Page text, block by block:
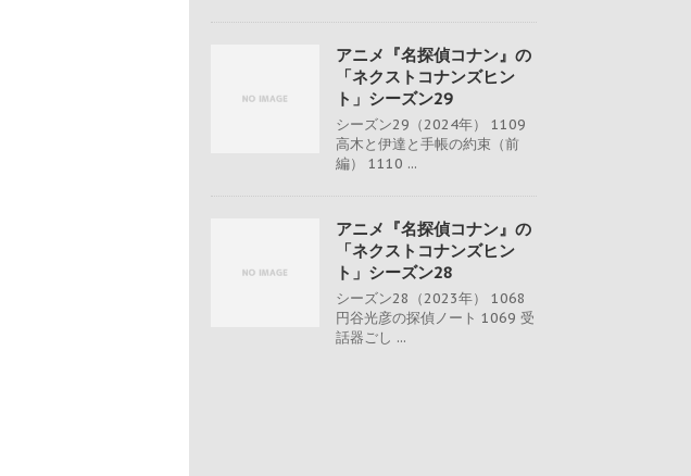
アニメ『名探偵コナン』の
「ネクストコナンズヒン
ト」シーズン29
シーズン29（2024年） 1109
高木と伊達と手帳の約束（前
編） 1110 ...
アニメ『名探偵コナン』の
「ネクストコナンズヒン
ト」シーズン28
シーズン28（2023年） 1068
円谷光彦の探偵ノート 1069 受
話器ごし ...